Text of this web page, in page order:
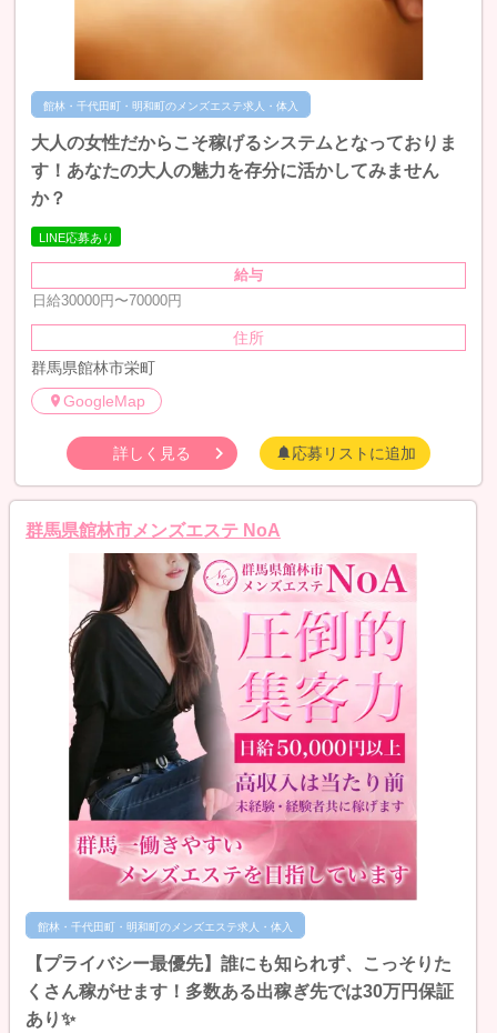
館林・千代田町・明和町のメンズエステ求人・体入
大人の女性だからこそ稼げるシステムとなっておりま
す！あなたの大人の魅力を存分に活かしてみません
か？
LINE応募あり
給与
日給30000円〜70000円
住所
群馬県館林市栄町
GoogleMap
詳しく見る 応募リストに追加
群馬県館林市メンズエステ NoA
館林・千代田町・明和町のメンズエステ求人・体入
【プライバシー最優先】誰にも知られず、こっそりた
くさん稼がせます！多数ある出稼ぎ先では30万円保証
あり✨